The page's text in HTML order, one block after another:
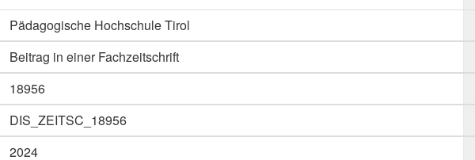
Pädagogische Hochschule Tirol
Beitrag in einer Fachzeitschrift
18956
DIS_ZEITSC_18956
2024